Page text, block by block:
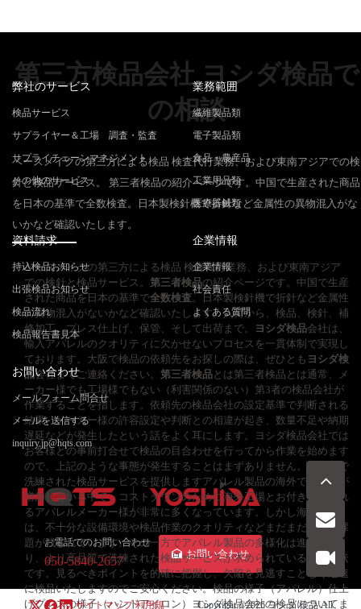
第三方検品会社 ヨシダ検品で
の相談
ベースメイクの第三方による検品 検査代行業務、および東南アジアでの検
針と検品サービス。 第三者検品の紹介ページです。中国で生産された商品
を日本の基準で全数検査。日本製検針機で折針など金属性の異物混入がな
いかなど確認いたします。
ベースメイクの第三方による検品 検査代行業務、および東南アジア
での検針と検品サービス。 第三者検品の紹介ページです。中国で生産
された商品を日本の基準で全数検査 。日本製検針機で折針など金属性
の異物混入がないかなど確認いたします。入荷から、検品、検針、補
修加工、プレス仕上げ、保管、そして出荷まで。
ヨシダ検品会社は、
輸入アパレルのクオリティに欠かせないプロセスを一貫体制で実現し
ております。大阪で検品の依頼先をお探しの際は、ぜひとも ヨシダ検
品会社までご連絡ください。 第三者検品とは第三者検品とは通常、メ
ーカー様でも工場様でもない（利害関係のない）第3者の検品会社が
作業することを指します。依頼先の検品会社の設定基準で判断される
結果、メーカー様の許容設定や判断との相違が起き、数量不足や納期
遅延などが発生したという話をよく耳にします。ヨシダ検品会社では
お客様との事前打合せで検品の目合わせを行ってから作業を始めます
ので、上記のような事態が発生することはまずありません。高品質で
洗練された検品サービスを提供しますアパレル製品の海外での生産が
増加している中で、コストダウンのために海外工場とお付き合いされ
るアパレルメーカー様が非常に多くなっています。しかし海外工場
は、不十分な設備環境や検品作業のクオリティなどまだまだ多くの課
題が残されています。その一方でアパレル製品の多様化は進んでお
り、より高品質で洗練された検品サービスが求められているのが現状
です。見るべきポイントを的確に把握し、欠陥を見逃すことなく迅速
に検品いたしますのでご安心ください。検品の様子（アパレル）仕上
げプレスの様子（ハンドアイロン）ヨシダ検品会社の検品についてま
弊社のサービス
検品サービス
サプライヤー＆工場 調査・監査
サプライチェーンマネジメント
その他のサービス
業務範囲
繊維製品類
電子製品類
食品・農産品
工業用品類
医療器械類
資料請求
持込検品お知らせ
出張検品お知らせ
検品流れ
検品報告書見本
企業情報
企業情報
社会責任
よくある質問
お問い合わせ
メールフォーム問合せ
メールを送信する
inquiry.jp@hqts.com
お電話でのお問い合わせ
050-5840-2657
お問い合わせ
サイトマップ 利用規 Copyright ©2026ヨシダ 検品All